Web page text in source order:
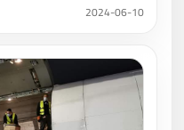
2024-06-10